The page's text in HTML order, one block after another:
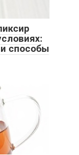
способы